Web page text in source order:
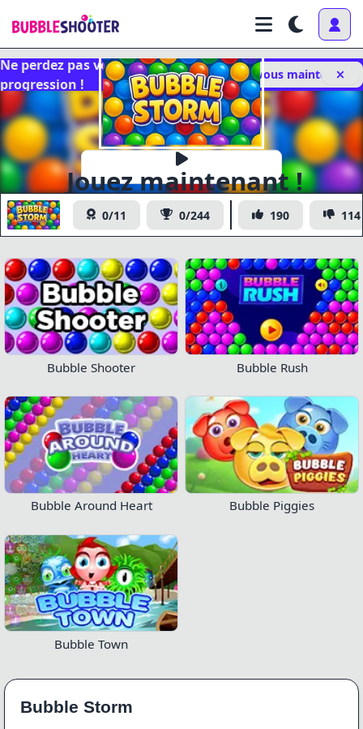
Jouez maintenant !
Ne perdez pas votre
progression !
Connectez vous maintenant
Bubble Storm
0/11 0/244 190 114
Bubble Shooter Bubble Rush
Bubble Around Heart Bubble Piggies
Bubble Town
Bubble Storm